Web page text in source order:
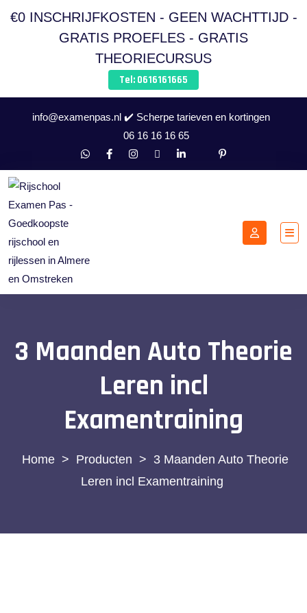
€0 INSCHRIJFKOSTEN - GEEN WACHTTIJD -
GRATIS PROEFLES - GRATIS
THEORIECURSUS
Tel: 0616161665
info@examenpas.nl ✔️ Scherpe tarieven en kortingen
06 16 16 16 65
3 Maanden Auto Theorie
Leren incl
Examentraining
> Producten > 3 Maanden Auto Theorie
Leren incl Examentraining